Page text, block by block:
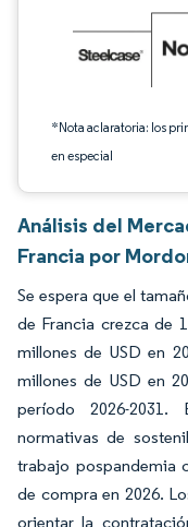
*Nota aclaratoria: los
en especial
Análisis del
Francia por
Se espera que el
de Francia crezca de
millones de USD en
millones de USD en
período 2026-
normativas de
trabajo pospandemia
de compra en 2026.
orientar la